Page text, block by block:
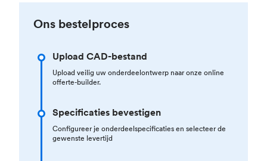
Ons bestelproces
Upload CAD-bestand
Upload veilig uw onderdeelontwerp naar onze online
offerte-builder.
Specificaties bevestigen
Configureer je onderdeelspecificaties en selecteer de
gewenste levertijd